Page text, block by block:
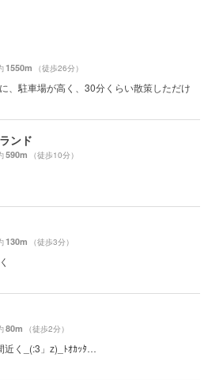
1550m （徒歩26分）
、駐車場が高く、30分くらい散策しただけ
ンド
590m （徒歩10分）
130m （徒歩3分）
80m （徒歩2分）
近く_(:3」z)_ﾄｵｶｯﾀ…